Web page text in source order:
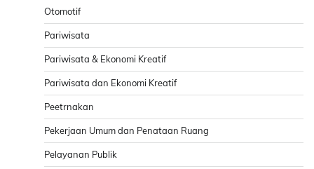
Otomotif
Pariwisata
Pariwisata & Ekonomi Kreatif
Pariwisata dan Ekonomi Kreatif
Peetrnakan
Pekerjaan Umum dan Penataan Ruang
Pelayanan Publik